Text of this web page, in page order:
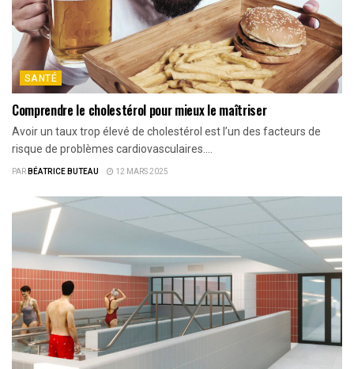
SANTÉ
Comprendre le cholestérol pour mieux le maîtriser
Avoir un taux trop élevé de cholestérol est l’un des facteurs de
risque de problèmes cardiovasculaires....
PARBÉATRICE BUTEAU 12 MARS 2025